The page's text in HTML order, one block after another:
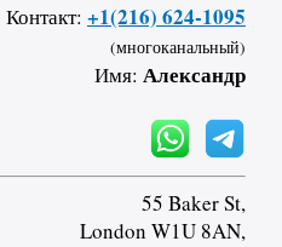
Контакт: +1(216) 624-1095
(многоканальный)
Имя: Александр
55 Baker St,
London W1U 8AN,